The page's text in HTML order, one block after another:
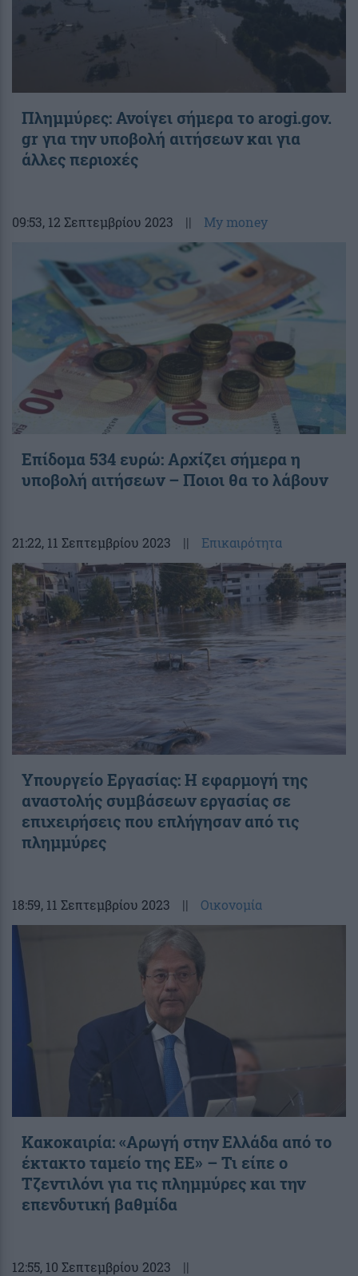
Πλημμύρες: Ανοίγει σήμερα το arogi.gov.
gr για την υποβολή αιτήσεων και για
άλλες περιοχές
09:53, 12 Σεπτεμβρίου 2023 || My money
Επίδομα 534 ευρώ: Αρχίζει σήμερα η
υποβολή αιτήσεων – Ποιοι θα το λάβουν
21:22, 11 Σεπτεμβρίου 2023 || Επικαιρότητα
Υπουργείο Εργασίας: Η εφαρμογή της
αναστολής συμβάσεων εργασίας σε
επιχειρήσεις που επλήγησαν από τις
πλημμύρες
18:59, 11 Σεπτεμβρίου 2023 || Οικονομία
Κακοκαιρία: «Αρωγή στην Ελλάδα από το
έκτακτο ταμείο της ΕΕ» – Τι είπε ο
Τζεντιλόνι για τις πλημμύρες και την
επενδυτική βαθμίδα
12:55, 10 Σεπτεμβρίου 2023 ||